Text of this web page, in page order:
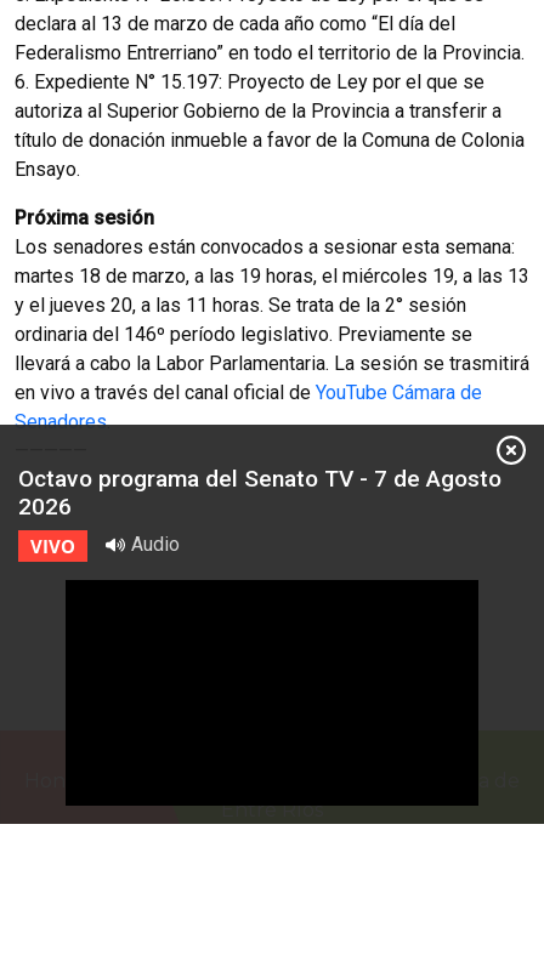
declara al 13 de marzo de cada año como “El día del
Federalismo Entrerriano” en todo el territorio de la Provincia.
6. Expediente N° 15.197: Proyecto de Ley por el que se
autoriza al Superior Gobierno de la Provincia a transferir a
título de donación inmueble a favor de la Comuna de Colonia
Ensayo.
Próxima sesión
Los senadores están convocados a sesionar esta semana:
martes 18 de marzo, a las 19 horas, el miércoles 19, a las 13
y el jueves 20, a las 11 horas. Se trata de la 2° sesión
ordinaria del 146º período legislativo. Previamente se
llevará a cabo la Labor Parlamentaria. La sesión se trasmitirá
en vivo a través del canal oficial de YouTube Cámara de
Senadores.
Entre Ríos
Octavo programa del Senato TV - 7 de Agosto
2026
VIVO Audio